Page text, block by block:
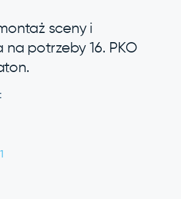
sceny i
na potrzeby 16. PKO